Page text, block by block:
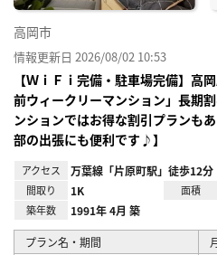
高岡市
情報更新日 2026/08/02 10:53
【ＷｉＦｉ完備・駐車場完備】高
前ウィークリーマンション」長期
ンションではお得な割引プランも
部の出張にも便利です♪】
アクセス 万葉線「片原町駅」徒歩12分
間取り 1K 面積
築年数 1991年 4月 築
プラン名・期間